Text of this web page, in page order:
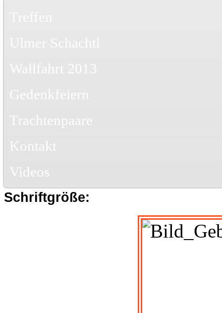
Wallfahrt 2013
Gedenkfeiern
Trachtenpaare
Kontakt
Videos
Schriftgröße: